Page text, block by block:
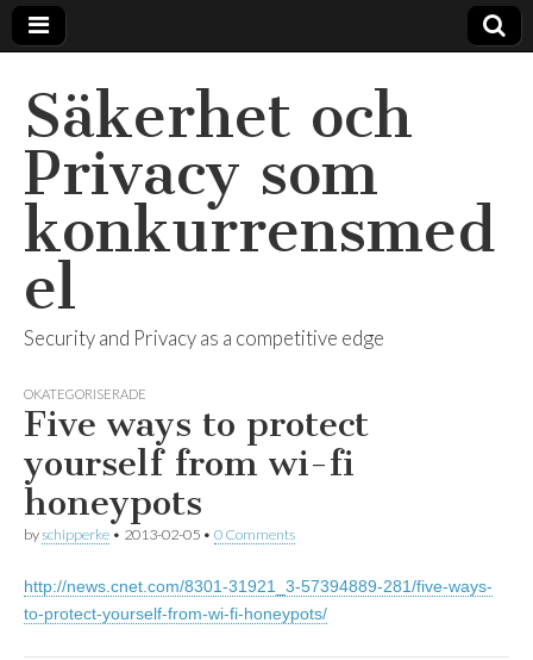
Säkerhet och
Privacy som
konkurrensmed
el
Security and Privacy as a competitive edge
OKATEGORISERADE
Five ways to protect
yourself from wi-fi
honeypots
byschipperke • 2013-02-05 • 0 Comments
http://news.cnet.com/8301-31921_3-57394889-281/five-ways-
to-protect-yourself-from-wi-fi-honeypots/